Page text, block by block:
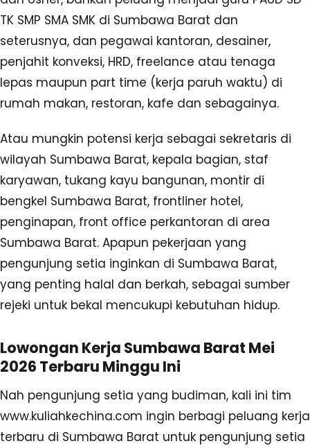
TK SMP SMA SMK di Sumbawa Barat dan
seterusnya, dan pegawai kantoran, desainer,
penjahit konveksi, HRD, freelance atau tenaga
lepas maupun part time (kerja paruh waktu) di
rumah makan, restoran, kafe dan sebagainya.
Atau mungkin potensi kerja sebagai sekretaris di
wilayah Sumbawa Barat, kepala bagian, staf
karyawan, tukang kayu bangunan, montir di
bengkel Sumbawa Barat, frontliner hotel,
penginapan, front office perkantoran di area
Sumbawa Barat. Apapun pekerjaan yang
pengunjung setia inginkan di Sumbawa Barat,
yang penting halal dan berkah, sebagai sumber
rejeki untuk bekal mencukupi kebutuhan hidup.
Lowongan Kerja Sumbawa Barat Mei
2026 Terbaru Minggu Ini
Nah pengunjung setia yang budiman, kali ini tim
www.kuliahkechina.com ingin berbagi peluang kerja
terbaru di Sumbawa Barat untuk pengunjung setia